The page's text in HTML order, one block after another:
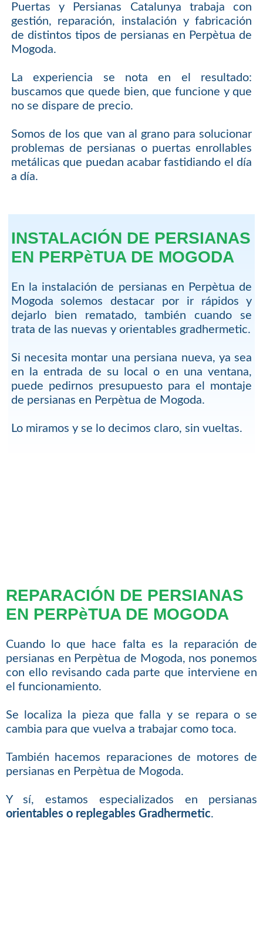
Puertas y Persianas Catalunya trabaja con
gestión, reparación, instalación y fabricación
de distintos tipos de persianas en Perpètua de
Mogoda.
La experiencia se nota en el resultado:
buscamos que quede bien, que funcione y que
no se dispare de precio.
Somos de los que van al grano para solucionar
problemas de persianas o puertas enrollables
metálicas que puedan acabar fastidiando el día
a día.
INSTALACIÓN DE PERSIANAS
EN PERPèTUA DE MOGODA
En la instalación de persianas en Perpètua de
Mogoda solemos destacar por ir rápidos y
dejarlo bien rematado, también cuando se
trata de las nuevas y orientables gradhermetic.
Si necesita montar una persiana nueva, ya sea
en la entrada de su local o en una ventana,
puede pedirnos presupuesto para el montaje
de persianas en Perpètua de Mogoda.
Lo miramos y se lo decimos claro, sin vueltas.
REPARACIÓN DE PERSIANAS
EN PERPèTUA DE MOGODA
Cuando lo que hace falta es la reparación de
persianas en Perpètua de Mogoda, nos ponemos
con ello revisando cada parte que interviene en
el funcionamiento.
Se localiza la pieza que falla y se repara o se
cambia para que vuelva a trabajar como toca.
También hacemos reparaciones de motores de
persianas en Perpètua de Mogoda.
Y sí, estamos especializados en persianas
orientables o replegables Gradhermetic.